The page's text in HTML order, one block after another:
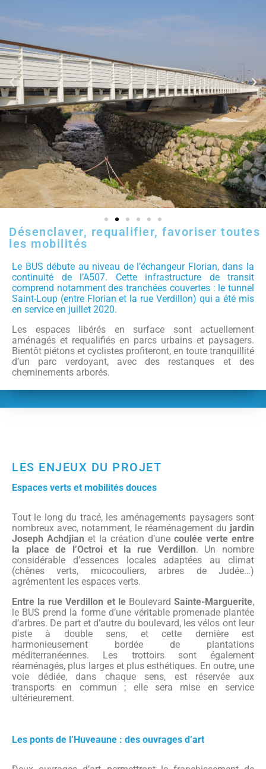
Désenclaver, requalifier, favoriser toutes
les mobilités
Le BUS débute au niveau de l’échangeur Florian, dans la
continuité de l’A507. Cette infrastructure de transit
comprend notamment des tranchées couvertes : le tunnel
Saint-Loup (entre Florian et la rue Verdillon) qui a été mis
en service en juillet 2020.
Les espaces libérés en surface sont actuellement
aménagés et requalifiés en parcs urbains et paysagers.
Bientôt piétons et cyclistes profiteront, en toute tranquillité
d’un parc verdoyant, avec des restanques et des
cheminements arborés.
LES ENJEUX DU PROJET
Espaces verts et mobilités douces
Tout le long du tracé, les aménagements paysagers sont
nombreux avec, notamment, le réaménagement du jardin
Joseph Achdjian et la création d’une coulée verte entre
la place de l’Octroi et la rue Verdillon. Un nombre
considérable d’essences locales adaptées au climat
(chênes verts, micocouliers, arbres de Judée…)
agrémentent les espaces verts.
Entre la rue Verdillon et le BoulevardSainte-Marguerite,
le BUS prend la forme d’une véritable promenade plantée
d’arbres. De part et d’autre du boulevard, les vélos ont leur
piste à double sens, et cette dernière est
harmonieusement bordée de plantations
méditerranéennes. Les trottoirs sont également
réaménagés, plus larges et plus esthétiques. En outre, une
voie dédiée, dans chaque sens, est réservée aux
transports en commun ; elle sera mise en service
ultérieurement.
Les ponts de l’Huveaune : des ouvrages d’art